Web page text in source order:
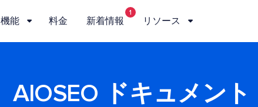
機能 料金 新着情報
1
リソース
AIOSEO ドキュメント